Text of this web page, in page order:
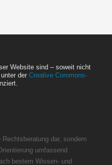
Website sind – soweit nicht
der Creative Commons-
dar, sondern
umfassend
bestem Wissen- und